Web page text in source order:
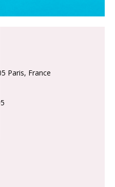
Paris, France